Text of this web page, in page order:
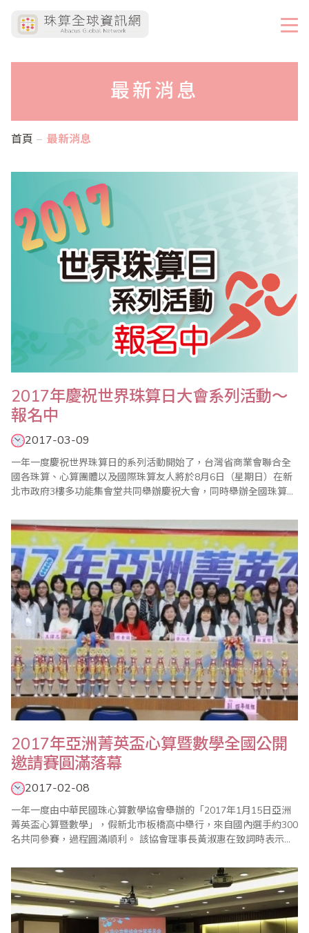
最新消息
首頁 最新消息
2017年慶祝世界珠算日大會系列活動～
報名中
2017-03-09
一年一度慶祝世界珠算日的系列活動開始了，台灣省商業會聯合全
國各珠算、心算團體以及國際珠算友人將於8月6日（星期日）在新
北市政府3樓多功能集會堂共同舉辦慶祝大會，同時舉辦全國珠算比
暨國際觀摩賽、祖孫樂活珠算趣味競賽等系列活動，歡迎踴躍報名
參加。 ＊201..
2017年亞洲菁英盃心算暨數學全國公開
邀請賽圓滿落幕
2017-02-08
一年一度由中華民國珠心算數學協會舉辦的「2017年1月15日亞洲
菁英盃心算暨數學」，假新北市板橋高中舉行，來自國內選手約300
名共同參賽，過程圓滿順利。 該協會理事長黃淑惠在致詞時表示，
珠心算對學齡中小孩腦力的開發、運算能力、反應能力等皆有非常
顯著之幫助，也因為研究及實務上的肯定，珠心算已在世界各地吹
起學習風潮，並在2013年由聯合國..